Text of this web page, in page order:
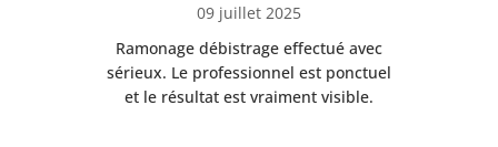
09 juillet 2025
Ramonage débistrage effectué avec
sérieux. Le professionnel est ponctuel
et le résultat est vraiment visible.